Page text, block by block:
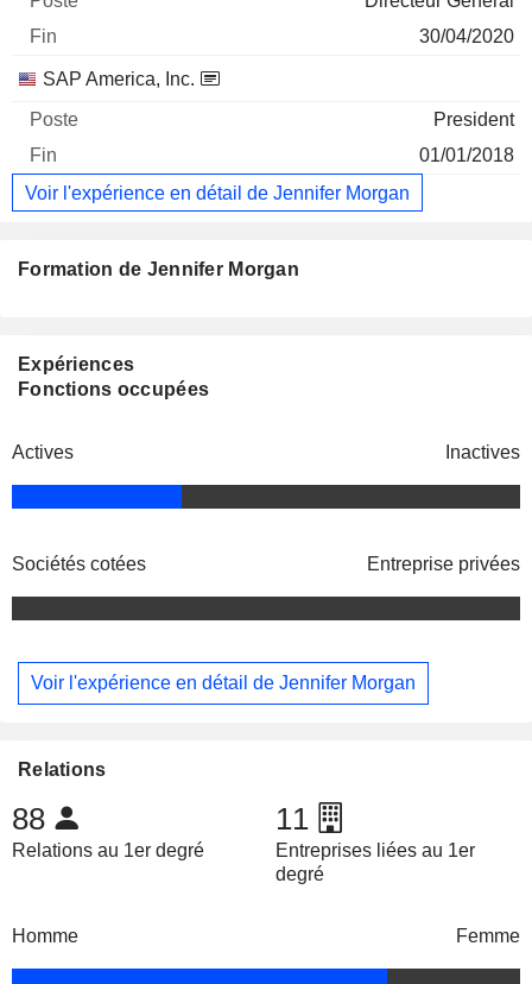
30/04/2020
SAP America, Inc.
President
01/01/2018
Voir l'expérience en détail de Jennifer Morgan
Formation de Jennifer Morgan
Expériences
Fonctions occupées
Actives Inactives
Sociétés cotées Entreprise privées
Voir l'expérience en détail de Jennifer Morgan
Relations
88
Relations au 1er degré
11
Entreprises liées au 1er
degré
Homme Femme